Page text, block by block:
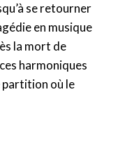
se retourner
en musique
la mort de
harmoniques
où le